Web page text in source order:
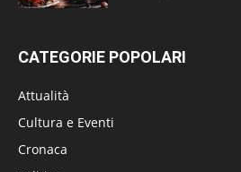
CATEGORIE POPOLARI
Attualità
Cultura e Eventi
Cronaca